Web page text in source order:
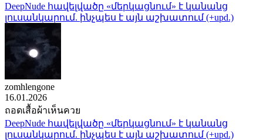
DeepNude հավելվածը «մերկացնում» է կանանց
լուսանկարում. ինչպես է այն աշխատում (+upd.)
zomhlengone
16.01.2026
ถอดเสื้อผ้าเห็นควย
DeepNude հավելվածը «մերկացնում» է կանանց
լուսանկարում. ինչպես է այն աշխատում (+upd.)